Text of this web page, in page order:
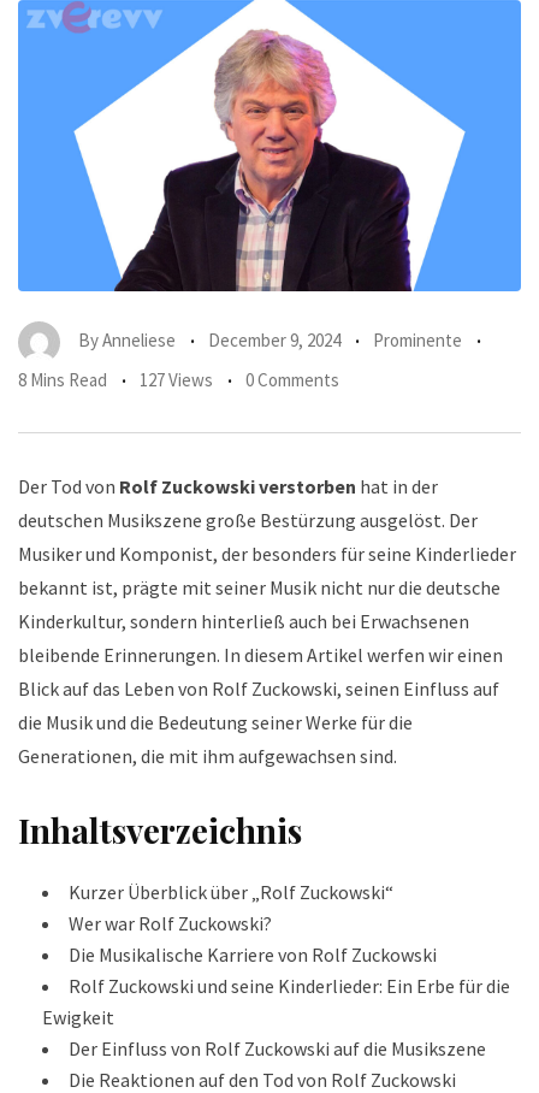
ByAnneliese December 9, 2024
Prominente
8 Mins Read
127 Views 0 Comments
Der Tod von Rolf Zuckowski verstorben hat in der
deutschen Musikszene große Bestürzung ausgelöst. Der
Musiker und Komponist, der besonders für seine Kinderlieder
bekannt ist, prägte mit seiner Musik nicht nur die deutsche
Kinderkultur, sondern hinterließ auch bei Erwachsenen
bleibende Erinnerungen. In diesem Artikel werfen wir einen
Blick auf das Leben von Rolf Zuckowski, seinen Einfluss auf
die Musik und die Bedeutung seiner Werke für die
Generationen, die mit ihm aufgewachsen sind.
Inhaltsverzeichnis
Kurzer Überblick über „Rolf Zuckowski“
Wer war Rolf Zuckowski?
Die Musikalische Karriere von Rolf Zuckowski
Rolf Zuckowski und seine Kinderlieder: Ein Erbe für die
Ewigkeit
Der Einfluss von Rolf Zuckowski auf die Musikszene
Die Reaktionen auf den Tod von Rolf Zuckowski